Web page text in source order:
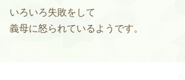
いろいろ失敗をして
義母に怒られているようです。